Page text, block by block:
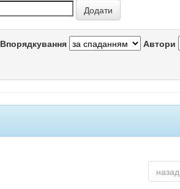
Впорядкування Автори
назад